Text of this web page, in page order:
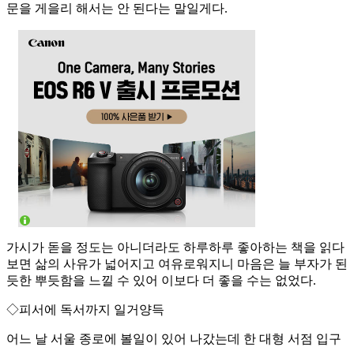
문을 게을리 해서는 안 된다는 말일게다.
가시가 돋을 정도는 아니더라도 하루하루 좋아하는 책을 읽다
보면 삶의 사유가 넓어지고 여유로워지니 마음은 늘 부자가 된
듯한 뿌듯함을 느낄 수 있어 이보다 더 좋을 수는 없었다.
◇피서에 독서까지 일거양득
어느 날 서울 종로에 볼일이 있어 나갔는데 한 대형 서점 입구